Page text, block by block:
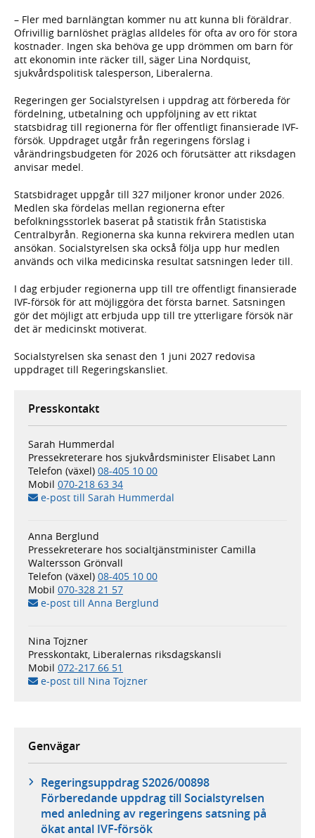
– Fler med barnlängtan kommer nu att kunna bli föräldrar.
Ofrivillig barnlöshet präglas alldeles för ofta av oro för stora
kostnader. Ingen ska behöva ge upp drömmen om barn för
att ekonomin inte räcker till, säger Lina Nordquist,
sjukvårdspolitisk talesperson, Liberalerna.
Regeringen ger Socialstyrelsen i uppdrag att förbereda för
fördelning, utbetalning och uppföljning av ett riktat
statsbidrag till regionerna för fler offentligt finansierade IVF-
försök. Uppdraget utgår från regeringens förslag i
vårändringsbudgeten för 2026 och förutsätter att riksdagen
anvisar medel.
Statsbidraget uppgår till 327 miljoner kronor under 2026.
Medlen ska fördelas mellan regionerna efter
befolkningsstorlek baserat på statistik från Statistiska
Centralbyrån. Regionerna ska kunna rekvirera medlen utan
ansökan. Socialstyrelsen ska också följa upp hur medlen
används och vilka medicinska resultat satsningen leder till.
I dag erbjuder regionerna upp till tre offentligt finansierade
IVF-försök för att möjliggöra det första barnet. Satsningen
gör det möjligt att erbjuda upp till tre ytterligare försök när
det är medicinskt motiverat.
Socialstyrelsen ska senast den 1 juni 2027 redovisa
uppdraget till Regeringskansliet.
Presskontakt
Sarah Hummerdal
Pressekreterare hos sjukvårdsminister Elisabet Lann
Telefon (växel) 08-405 10 00
Mobil 070-218 63 34
e-post till Sarah Hummerdal
Anna Berglund
Pressekreterare hos socialtjänstminister Camilla
Waltersson Grönvall
Telefon (växel) 08-405 10 00
Mobil 070-328 21 57
e-post till Anna Berglund
Nina Tojzner
Presskontakt, Liberalernas riksdagskansli
Mobil 072-217 66 51
e-post till Nina Tojzner
Genvägar
Regeringsuppdrag S2026/00898
Förberedande uppdrag till Socialstyrelsen
med anledning av regeringens satsning på
ökat antal IVF-försök